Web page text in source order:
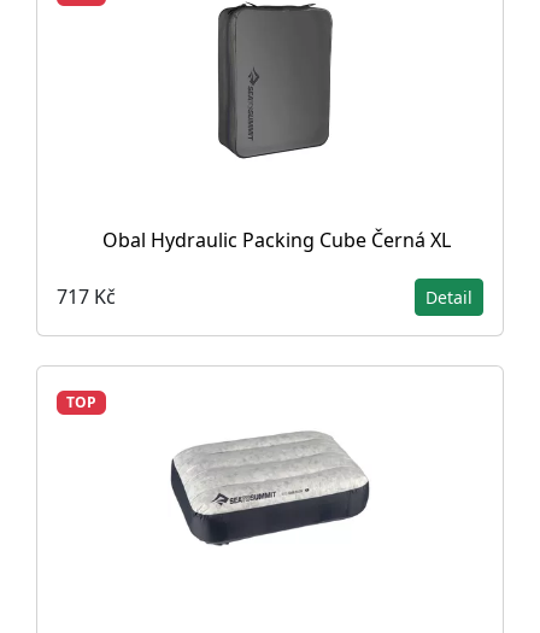
Obal Hydraulic Packing Cube Černá XL
717 Kč Detail
TOP